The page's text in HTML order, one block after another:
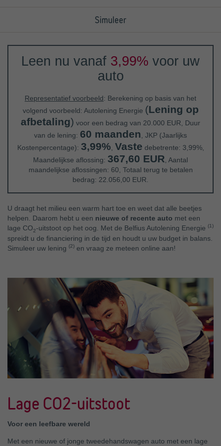
Simuleer
Leen nu vanaf 3,99% voor uw
auto
Representatief voorbeeld: Berekening op basis van het
volgend voorbeeld: Autolening Energie (Lening op
afbetaling) voor een bedrag van 20.000 EUR, Duur
van de lening: 60 maanden , JKP (Jaarlijks
Kostenpercentage): 3,99% Vaste debetrente: 3,99%,
Maandelijkse aflossing: 367,60 EUR , Aantal
maandelijkse aflossingen: 60, Totaal terug te betalen
bedrag: 22.056,00 EUR.
U draagt het milieu een warm hart toe en weet dat alle beetjes
helpen. Daarom hebt u een nieuwe of recente auto met een
lage CO2-uitstoot op het oog. Met de Belfius Autolening Energie (1)
spreidt u de financiering in de tijd en houdt u uw budget in balans.
Simuleer uw lening (2) en vraag ze meteen online aan!
Lage CO2-uitstoot
Voor een leefbare wereld
Met een nieuwe of jonge tweedehandswagen auto met een lage